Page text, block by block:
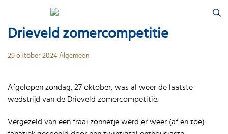
naar:
Drieveld zomercompetitie
29 oktober 2024 Algemeen
Afgelopen zondag, 27 oktober, was al weer de laatste
wedstrijd van de Drieveld zomercompetitie.
Vergezeld van een fraai zonnetje werd er weer (af en toe)